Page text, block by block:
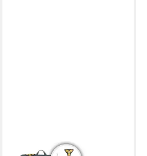
Schulranzen Cloud, PET